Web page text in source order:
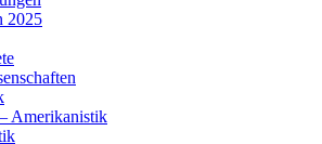
2025
Amerikanistik